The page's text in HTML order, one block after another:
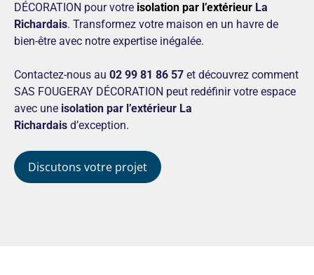
DÉCORATION pour votre isolation par l’extérieur La
Richardais. Transformez votre maison en un havre de
bien-être avec notre expertise inégalée.
Contactez-nous au 02 99 81 86 57 et découvrez comment
SAS FOUGERAY DÉCORATION peut redéfinir votre espace
avec une isolation par l’extérieur La
Richardais d’exception.
Discutons votre projet